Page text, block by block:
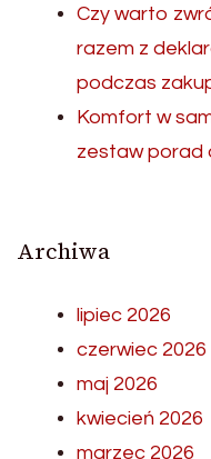
Czy warto
razem z
podczas
Komfort w
zestaw porad
Archiwa
lipiec 2026
czerwiec 2026
maj 2026
kwiecień 2026
marzec 2026